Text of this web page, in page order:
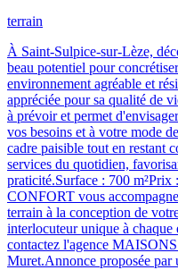
terrain
À Saint-Sulpice-sur-Lèze,
beau potentiel pour
environnement agréable et
appréciée pour sa qualité de
à prévoir et permet
vos besoins et à votre mode
cadre paisible tout en restant
services du quotidien,
praticité.Surface : 700
CONFORT vous
terrain à la conception de
interlocuteur unique à
contactez l'agence
Muret.Annonce proposée par